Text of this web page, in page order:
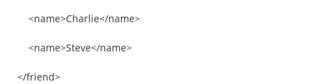
<name>Charlie</name>
<name>Steve</name>
</friend>